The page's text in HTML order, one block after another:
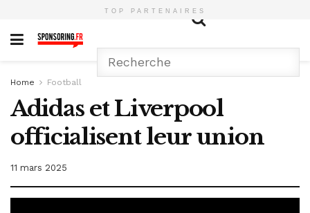
TOP PARTENAIRES
Home Football
Adidas et Liverpool
officialisent leur union
11 mars 2025